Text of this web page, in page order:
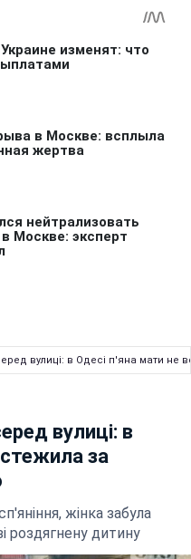
вулиці: в Одесі п'яна мати не
вулиці: в
за
жінка забула
роздягнену дитину